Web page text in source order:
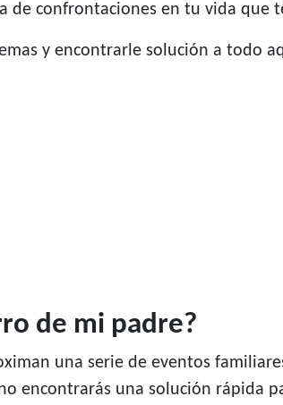
de confrontaciones en tu vida que
y encontrarle solución a todo
de mi padre?
una serie de eventos
encontrarás una solución rápida